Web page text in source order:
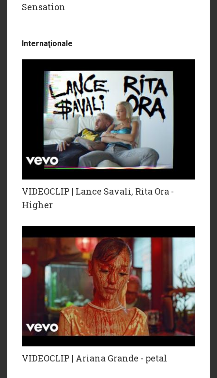
Sensation
Internaţionale
VIDEOCLIP | Lance Savali, Rita Ora -
Higher
VIDEOCLIP | Ariana Grande - petal